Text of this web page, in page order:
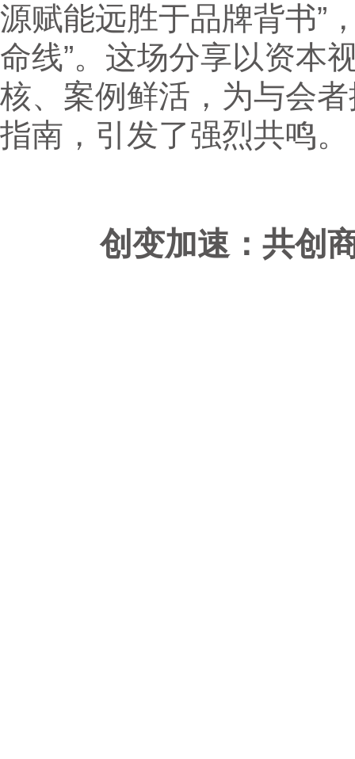
源赋能远胜于品牌背书”
命线”。这场分享以资本
核、案例鲜活，为与会
指南，引发了强烈共鸣。
创变加速：共创